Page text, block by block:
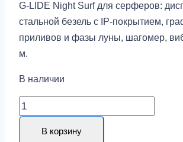
составляла
16
900 ₽.
14
500 ₽.
G-LIDE Night Surf для серферов:
стальной безель с IP-покрытием,
приливов и фазы луны, шагомер,
м.
В наличии
Количество
товара
CasioВ корзину